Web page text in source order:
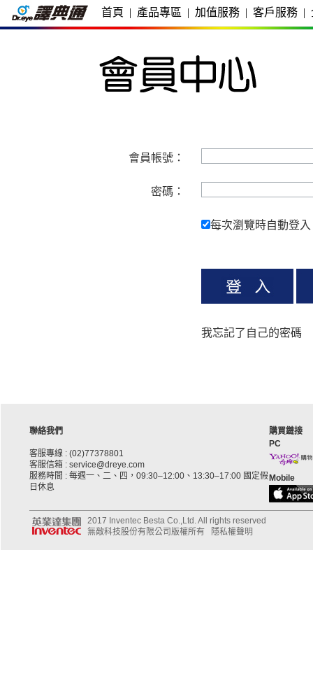
首頁 | 產品專區 | 加值服務 | 客戶服務 |
會員帳號：
密碼：
每次瀏覽時自動登入
我忘記了自己的密碼
聯絡我們
客服專線 : (02)77378801
客服信箱 : service@dreye.com
服務時間 : 每週一、二、四，09:30–12:00、13:30–17:00 國定假
日休息
購買鏈接
PC
Mobile
2017 Inventec Besta Co.,Ltd. All rights reserved
無敵科技股份有限公司版權所有
隱私權聲明